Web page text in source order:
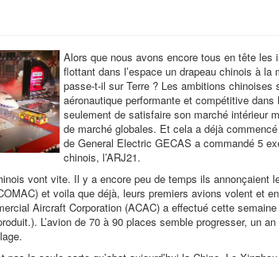
Alors que nous avons encore tous en tête les
flottant dans l’espace un drapeau chinois à
passe-t-il sur Terre ? Les ambitions
aéronautique performante et compétitive dans
seulement de satisfaire son marché intérieur
de marché globales. Et cela a déjà
de General Electric GECAS a commandé 5
chinois, l’ARJ21.
vont vite. Il y a encore peu de temps ils annonçaient
et voila que déjà, leurs premiers avions volent et
Aircraft Corporation (ACAC) a effectué cette
L’avion de 70 à 90 places semble progresser, un